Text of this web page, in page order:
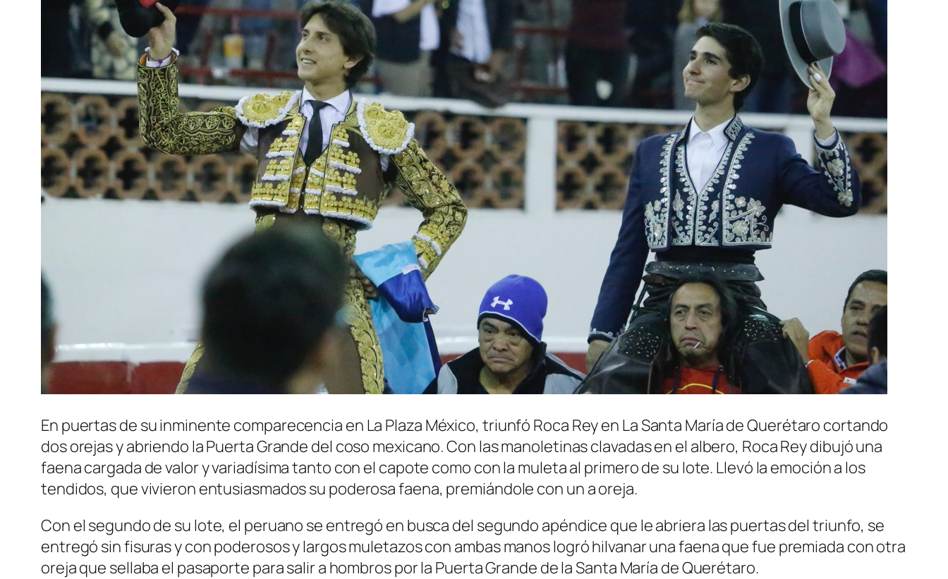
En puertas de su inminente comparecencia en La Plaza México, triunfó Roca Rey en La Santa María de Querétaro cortando
dos orejas y abriendo la Puerta Grande del coso mexicano. Con las manoletinas clavadas en el albero, Roca Rey dibujó una
faena cargada de valor y variadísima tanto con el capote como con la muleta al primero de su lote. Llevó la emoción a los
tendidos, que vivieron entusiasmados su poderosa faena, premiándole con un a oreja.
Con el segundo de su lote, el peruano se entregó en busca del segundo apéndice que le abriera las puertas del triunfo, se
entregó sin fisuras y con poderosos y largos muletazos con ambas manos logró hilvanar una faena que fue premiada con otra
oreja que sellaba el pasaporte para salir a hombros por la Puerta Grande de la Santa María de Querétaro.